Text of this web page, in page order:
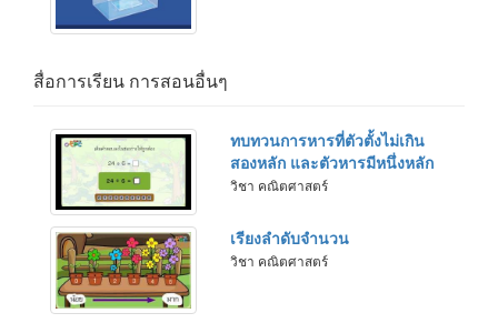
สื่อการเรียน การสอนอื่นๆ
ทบทวนการหารที่ตัวตั้งไม่เกิน
สองหลัก และตัวหารมีหนึ่งหลัก
วิชา คณิตศาสตร์
เรียงลำดับจำนวน
วิชา คณิตศาสตร์